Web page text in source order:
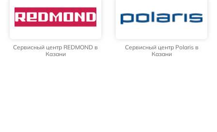
Сервисный центр REDMOND в
Казани
Сервисный центр Polaris в
Казани